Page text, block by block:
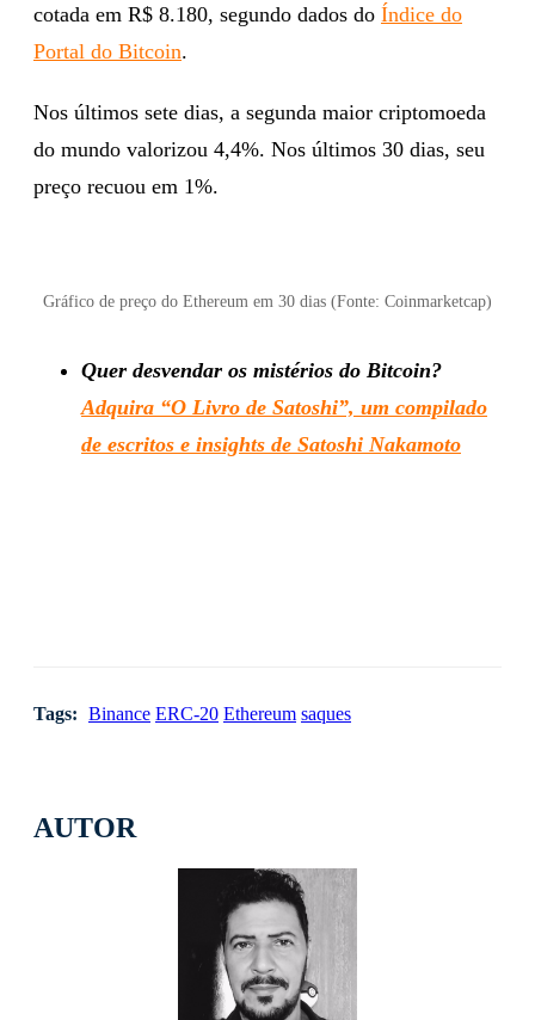
AUTOR
cotada em R$ 8.180, segundo dados do Índice do
Portal do Bitcoin.
Nos últimos sete dias, a segunda maior criptomoeda
do mundo valorizou 4,4%. Nos últimos 30 dias, seu
preço recuou em 1%.
Gráfico de preço do Ethereum em 30 dias (Fonte: Coinmarketcap)
Quer desvendar os mistérios do Bitcoin?
Adquira “O Livro de Satoshi”, um compilado
de escritos e insights de Satoshi Nakamoto
Tags: Binance ERC-20 Ethereum saques